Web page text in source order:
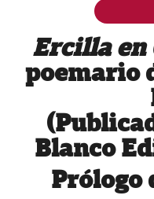
Ercilla en
poemario
Blanco
Prólogo